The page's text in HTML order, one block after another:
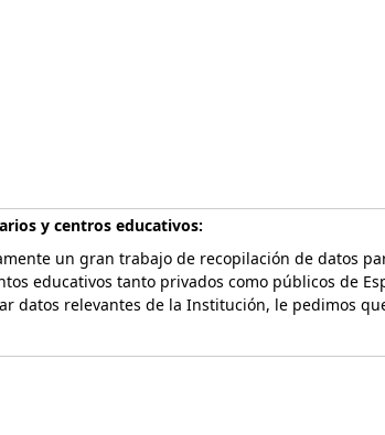
y centros educativos:
un gran trabajo de recopilación de datos
educativos tanto privados como públicos de
datos relevantes de la Institución, le pedimos